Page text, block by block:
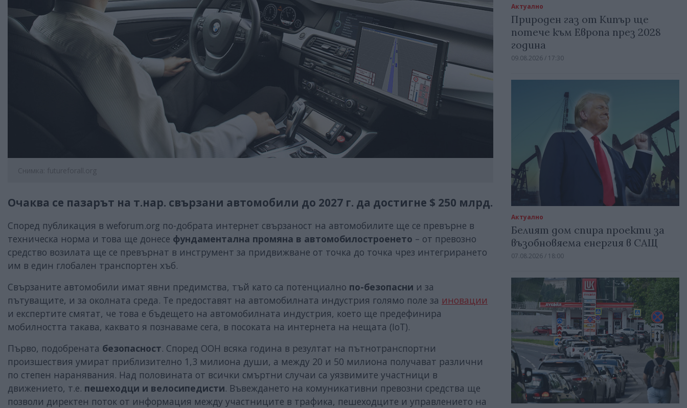
Снимка: futureforall.org
Очаква се пазарът на т.нар. свързани автомобили до 2027 г. да достигне $ 250 млрд.
Според публикация в weforum.org по-добрата интернет свързаност на автомобилите ще се превърне в
техническа норма и това ще донесе фундаментална промяна в автомобилостроенето – от превозно
средство возилата ще се превърнат в инструмент за придвижване от точка до точка чрез интегрирането
им в един глобален транспортен хъб.
Свързаните автомобили имат явни предимства, тъй като са потенциално по-безопасни и за
пътуващите, и за околната среда. Те предоставят на автомобилната индустрия голямо поле за иновации
и експертите смятат, че това е бъдещето на автомобилната индустрия, което ще предефинира
мобилността такава, каквато я познаваме сега, в посоката на интернета на нещата (IoT).
Първо, подобрената безопасност. Според ООН всяка година в резултат на пътнотранспортни
произшествия умират приблизително 1,3 милиона души, а между 20 и 50 милиона получават различни
по степен наранявания. Над половината от всички смъртни случаи са уязвимите участници в
движението, т.е. пешеходци и велосипедисти. Въвеждането на комуникативни превозни средства ще
позволи директен поток от информация между участниците в трафика, пешеходците и управлението на
Актуално
Природен газ от Кипър ще
потече към Европа през 2028
година
09.08.2026 / 17:30
Актуално
Белият дом спира проекти за
възобновяема енергия в САЩ
07.08.2026 / 18:00